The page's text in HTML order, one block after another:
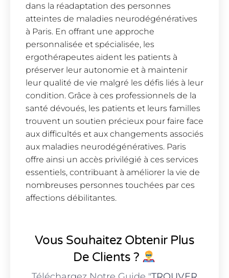
dans la réadaptation des personnes
atteintes de maladies neurodégénératives
à Paris. En offrant une approche
personnalisée et spécialisée, les
ergothérapeutes aident les patients à
préserver leur autonomie et à maintenir
leur qualité de vie malgré les défis liés à leur
condition. Grâce à ces professionnels de la
santé dévoués, les patients et leurs familles
trouvent un soutien précieux pour faire face
aux difficultés et aux changements associés
aux maladies neurodégénératives. Paris
offre ainsi un accès privilégié à ces services
essentiels, contribuant à améliorer la vie de
nombreuses personnes touchées par ces
affections débilitantes.
Vous Souhaitez Obtenir Plus
De Clients ?